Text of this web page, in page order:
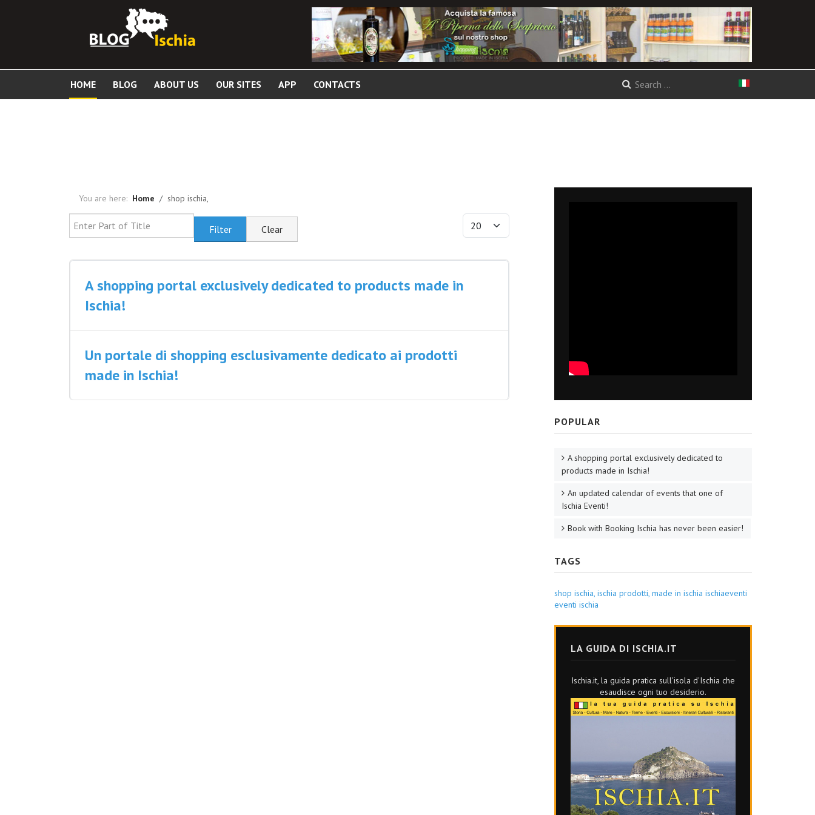
HOME BLOG ABOUT US OUR SITES APP CONTACTS Select your language
You are here: Home shop ischia,
Enter Part of Title
Filter Clear
Display #
A shopping portal exclusively dedicated to products made in
Ischia!
Un portale di shopping esclusivamente dedicato ai prodotti
made in Ischia!
POPULAR
A shopping portal exclusively dedicated to
products made in Ischia!
An updated calendar of events that one of
Ischia Eventi!
Book with Booking Ischia has never been easier!
TAGS
shop ischia, ischia prodotti, made in ischia ischiaeventi
eventi ischia
LA GUIDA DI ISCHIA.IT
Ischia.it, la guida pratica sull'isola d'Ischia che
esaudisce ogni tuo desiderio.